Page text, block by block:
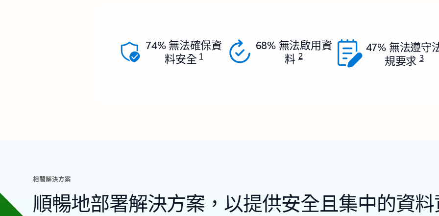
74% 無法確保資
料安全1
68% 無法啟用資
料 2
47% 無法遵守
規要求3
相關解決方案
順暢地部署解決方案，以提供安全且集中的資